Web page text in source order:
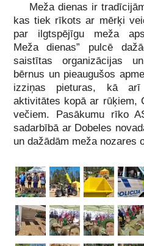
Meža dienas ir
kas tiek rīkots ar mērķi
par ilgtspējīgu meža
Meža dienas” pulcē
saistītas organizācijas
bērnus un pieaugušos
izziņas pieturas, kā arī
aktivitātes kopā ar rūķiem,
večiem. Pasākumu rīko
sadarbībā ar Dobeles
un dažādām meža nozares